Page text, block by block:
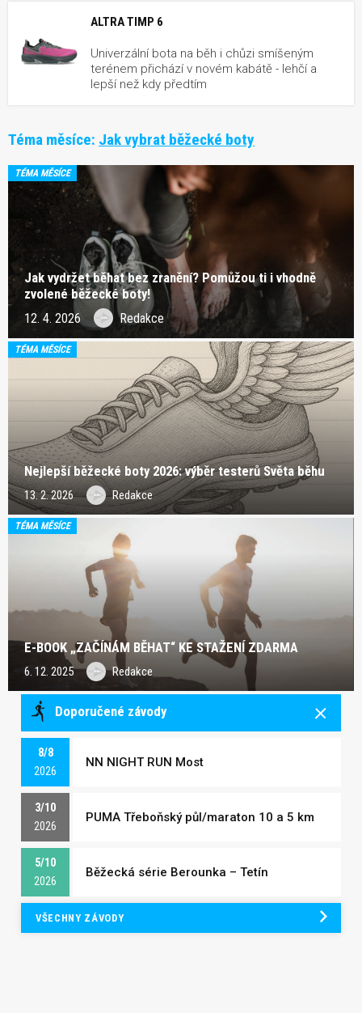
ALTRA TIMP 6
Univerzální bota na běh i chůzi smíšeným
terénem přichází v novém kabátě - lehčí a
lepší než kdy předtím
Téma měsíce: Jak vybrat běžecké boty
TÉMA MĚSÍCE
Jak vydržet běhat bez zranění? Pomůžou ti i vhodně
zvolené běžecké boty!
12. 4. 2026 Redakce
TÉMA MĚSÍCE
Nejlepší běžecké boty 2026: výběr testerů Světa běhu
13. 2. 2026 Redakce
TÉMA MĚSÍCE
E-BOOK „ZAČÍNÁM BĚHAT“ KE STAŽENÍ ZDARMA
6. 12. 2025 Redakce
Doporučené závody
8/8
2026
NN NIGHT RUN Most
3/10
2026
PUMA Třeboňský půl/maraton 10 a 5 km
5/10
2026
Běžecká série Berounka – Tetín
VŠECHNY ZÁVODY